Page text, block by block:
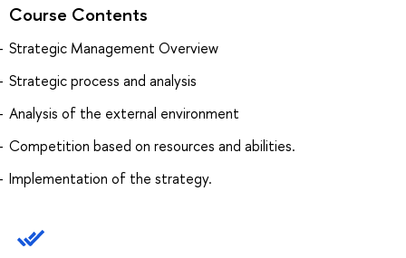
Course Contents
Strategic Management Overview
Strategic process and analysis
Analysis of the external environment
Competition based on resources and abilities.
Implementation of the strategy.